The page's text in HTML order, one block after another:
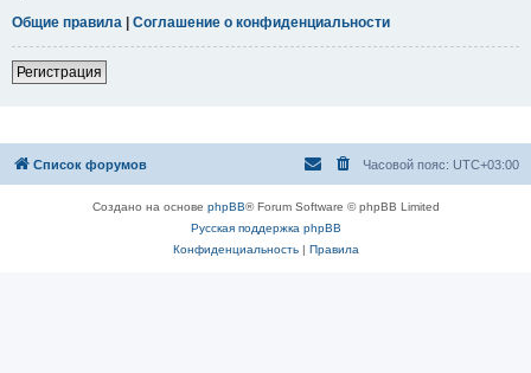
Общие правила
Соглашение о конфиденциальности
Регистрация
Список форумов Часовой пояс: UTC+03:00
Создано на основе phpBB® Forum Software © phpBB Limited
Русская поддержка phpBB
Конфиденциальность| Правила